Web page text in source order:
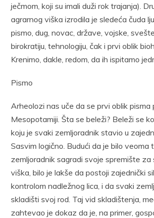
ječmom, koji su imali duži rok trajanja).
agrarnog viška izrodila je sledeća čuda
pismo, dug, novac, države, vojske,
birokratiju, tehnologiju, čak i prvi oblik
Krenimo, dakle, redom, da ih ispitamo
Pismo
Arheolozi nas uče da se prvi oblik pisma
Mesopotamiji. Šta se beleži? Beleži se
koju je svaki zemljoradnik stavio u
Sasvim logično. Budući da je bilo veoma
zemljoradnik sagradi svoje spremište za
viška, bilo je lakše da postoji zajednički
kontrolom nadležnog lica, i da svaki
skladišti svoj rod. Taj vid skladištenja,
zahtevao je dokaz da je, na primer,